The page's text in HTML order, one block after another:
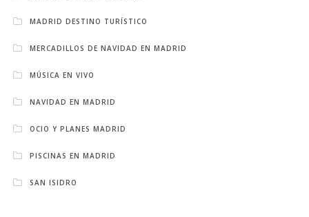
MADRID DESTINO TURÍSTICO
MERCADILLOS DE NAVIDAD EN MADRID
MÚSICA EN VIVO
NAVIDAD EN MADRID
OCIO Y PLANES MADRID
PISCINAS EN MADRID
SAN ISIDRO